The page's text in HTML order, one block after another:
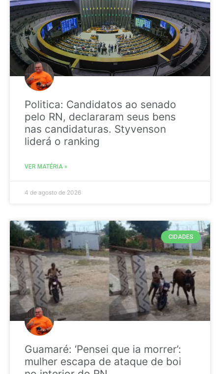
Politica: Candidatos ao senado
pelo RN, declararam seus bens
nas candidaturas. Styvenson
liderá o ranking
VER MATÉRIA »
4 de agosto de 2026
CIDADES
Guamaré: ‘Pensei que ia morrer’:
mulher escapa de ataque de boi